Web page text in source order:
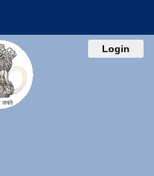
Login